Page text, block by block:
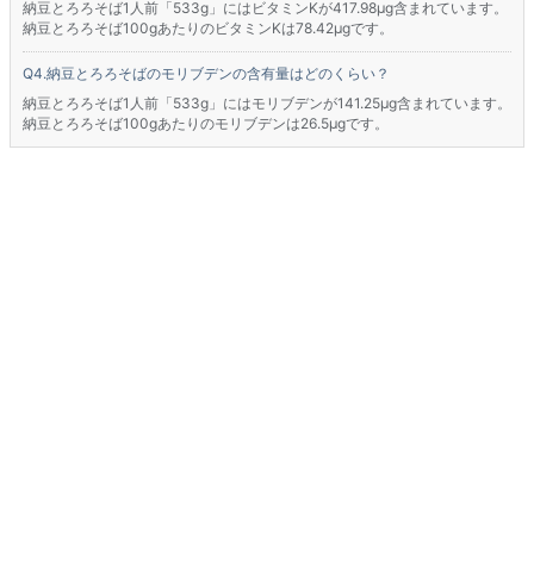
納豆とろろそば1人前「533g」にはビタミンKが417.98μg含まれています。
納豆とろろそば100gあたりのビタミンKは78.42μgです。
納豆とろろそばのモリブデンの含有量はどのくらい？
納豆とろろそば1人前「533g」にはモリブデンが141.25μg含まれています。
納豆とろろそば100gあたりのモリブデンは26.5μgです。